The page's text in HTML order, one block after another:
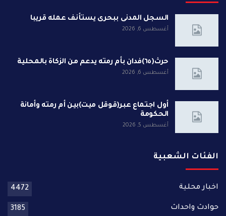
السجل المدنى ببحرى يستأنف عمله قريبا
أغسطس 6, 2026
حرث(٦٥)فدان بأم رمته يدعم من الزكاة بالمحلية
أغسطس 6, 2026
أول اجتماع عبر(قوقل ميت)بين أم رمته وأمانة
الحكومة
أغسطس 5, 2026
الفئات الشعبية
اخبار محلية 4472
حوادث واحداث 3185